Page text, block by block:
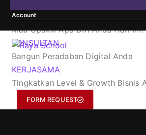
Account
KURSUS
Mau Upskill Apa Diri Anda Hari Ini?
KONSULTAN
Bangun Peradaban Digital Anda
KERJASAMA
Tingkatkan Level & Growth Bisnis
FORM REQUEST